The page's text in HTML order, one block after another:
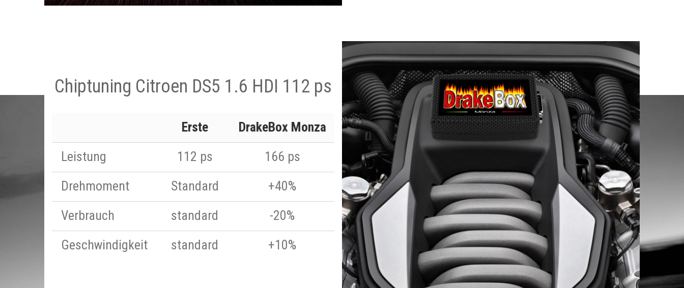
Chiptuning Citroen DS5 1.6 HDI 112 ps
Erste
DrakeBox Monza
Leistung
112 ps
166 ps
Drehmoment
Standard
+40%
Verbrauch
standard
-20%
Geschwindigkeit
standard +10%